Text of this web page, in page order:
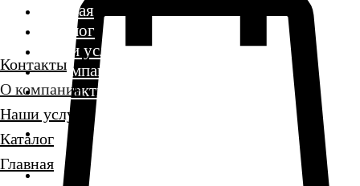
Главная
Каталог
Наши услуги
О компании
Контакты
Контакты
О компании
Наши услуги
Каталог
Главная